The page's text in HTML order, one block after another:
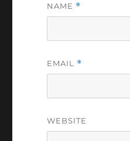
NAME *
EMAIL *
WEBSITE